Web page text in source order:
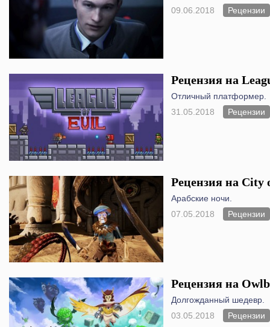
09.06.2018
Рецензии
Рецензия на
Отличный платформер.
31.05.2018
Рецензии
Рецензия на City
Арабские ночи.
07.05.2018
Рецензии
Рецензия на
Долгожданный шедевр.
03.05.2018
Рецензии